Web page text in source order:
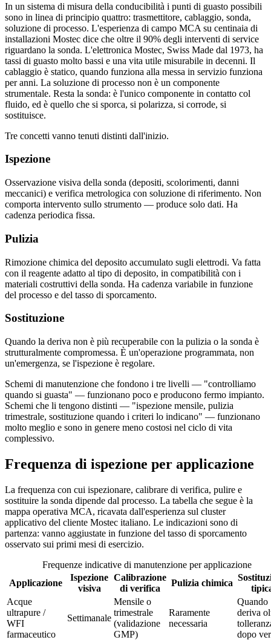
In un sistema di misura della conducibilità i punti di guasto possibili
sono in linea di principio quattro: trasmettitore, cablaggio, sonda,
soluzione di processo. L'esperienza di campo MCA su centinaia di
installazioni Mostec dice che oltre il 90% degli interventi di service
riguardano la sonda. L'elettronica Mostec, Swiss Made dal 1973, ha
tassi di guasto molto bassi e una vita utile misurabile in decenni. Il
cablaggio è statico, quando funziona alla messa in servizio funziona
per anni. La soluzione di processo non è un componente
strumentale. Resta la sonda: è l'unico componente in contatto col
fluido, ed è quello che si sporca, si polarizza, si corrode, si
sostituisce.
Tre concetti vanno tenuti distinti dall'inizio.
Ispezione
Osservazione visiva della sonda (depositi, scolorimenti, danni
meccanici) e verifica metrologica con soluzione di riferimento. Non
comporta intervento sullo strumento — produce solo dati. Ha
cadenza periodica fissa.
Pulizia
Rimozione chimica del deposito accumulato sugli elettrodi. Va fatta
con il reagente adatto al tipo di deposito, in compatibilità con i
materiali costruttivi della sonda. Ha cadenza variabile in funzione
del processo e del tasso di sporcamento.
Sostituzione
Quando la deriva non è più recuperabile con la pulizia o la sonda è
strutturalmente compromessa. È un'operazione programmata, non
un'emergenza, se l'ispezione è regolare.
Schemi di manutenzione che fondono i tre livelli — "controlliamo
quando si guasta" — funzionano poco e producono fermo impianto.
Schemi che li tengono distinti — "ispezione mensile, pulizia
trimestrale, sostituzione quando i criteri lo indicano" — funzionano
molto meglio e sono in genere meno costosi nel ciclo di vita
complessivo.
Frequenza di ispezione per applicazione
La frequenza con cui ispezionare, calibrare di verifica, pulire e
sostituire la sonda dipende dal processo. La tabella che segue è la
mappa operativa MCA, ricavata dall'esperienza sul cluster
applicativo del cliente Mostec italiano. Le indicazioni sono di
partenza: vanno aggiustate in funzione del tasso di sporcamento
osservato sui primi mesi di esercizio.
Frequenze indicative di manutenzione per applicazione
Applicazione
Ispezione
visiva
Calibrazione
di verifica
Pulizia chimica
Acque
ultrapure /
WFI
farmaceutico
Settimanale
Mensile o
trimestrale
(validazione
GMP)
Raramente
necessaria
Quando
deriva
dopo